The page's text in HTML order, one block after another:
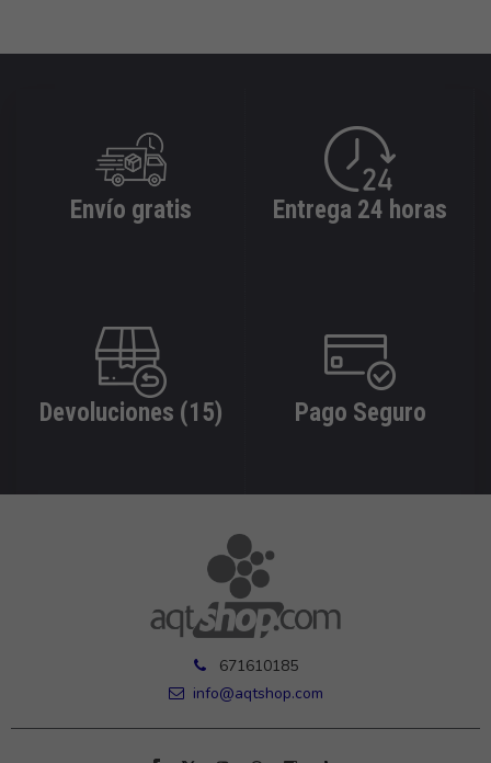
Envío gratis Entrega 24 horas
Devoluciones (15) Pago Seguro
671610185
info@aqtshop.com